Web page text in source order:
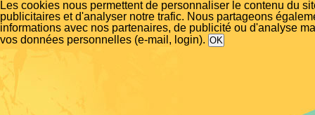
Les cookies nous permettent de personnaliser le contenu du
publicitaires et d'analyser notre trafic. Nous partageons
informations avec nos partenaires, de publicité ou d'analyse
vos données personnelles (e-mail, login).